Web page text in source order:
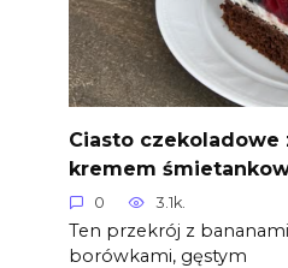
Ciasto czekoladowe
kremem
0 3.1k.
Ten przekrój z
borówkami, gęstym